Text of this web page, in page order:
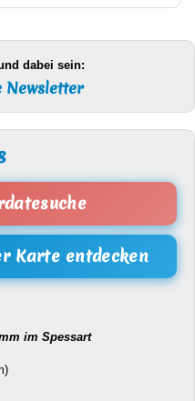
dabei sein:
Newsletter
Karte entdecken
im Spessart